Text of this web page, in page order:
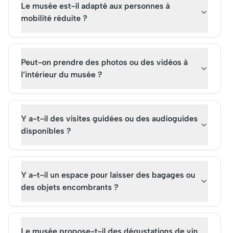
Le musée est-il adapté aux personnes à
mobilité réduite ?
Peut-on prendre des photos ou des vidéos à
l’intérieur du musée ?
Y a-t-il des visites guidées ou des audioguides
disponibles ?
Y a-t-il un espace pour laisser des bagages ou
des objets encombrants ?